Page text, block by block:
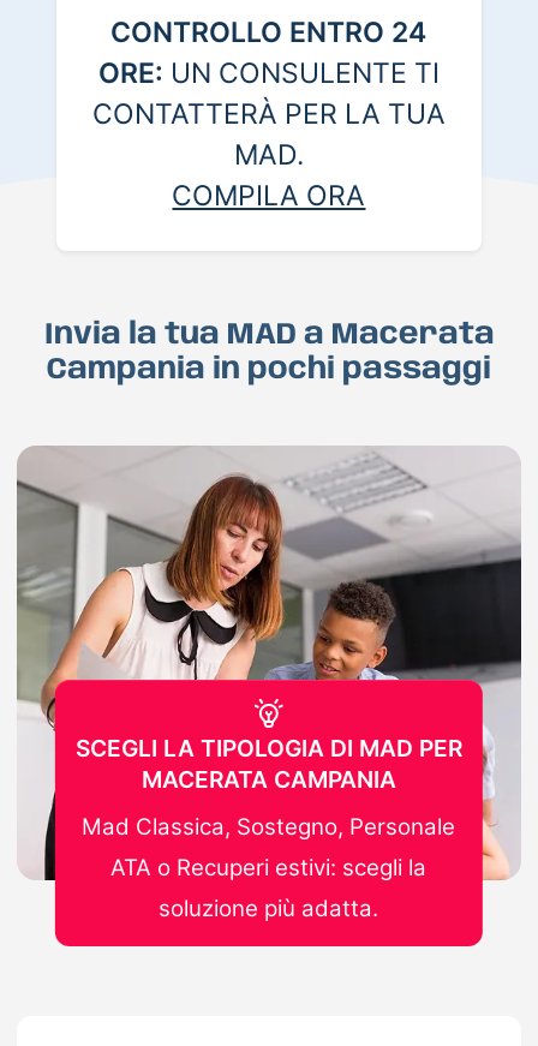
CONTROLLO ENTRO 24
ORE: UN CONSULENTE TI
CONTATTERÀ PER LA TUA
MAD.
COMPILA ORA
Invia la tua MAD a Macerata
Campania in pochi passaggi
SCEGLI LA TIPOLOGIA DI MAD PER
MACERATA CAMPANIA
Mad Classica, Sostegno, Personale
ATA o Recuperi estivi: scegli la
soluzione più adatta.